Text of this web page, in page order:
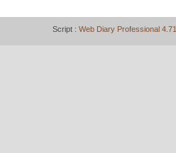
Script : Web Diary Professional 4.71